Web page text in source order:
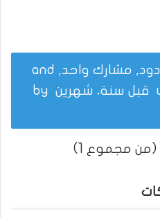
This topic has 0 ردود, مشارك واحد, and
قبل سنة، شهرين
مجموع 1)